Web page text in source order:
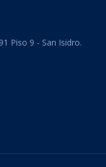
Piso 9 - San Isidro.